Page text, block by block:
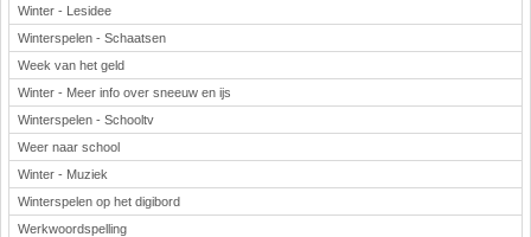
Winter - Lesidee
Winterspelen - Schaatsen
Week van het geld
Winter - Meer info over sneeuw en ijs
Winterspelen - Schooltv
Weer naar school
Winter - Muziek
Winterspelen op het digibord
Werkwoordspelling